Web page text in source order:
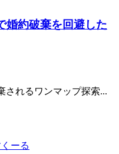
婚約破棄を回避した
されるワンマップ探索...